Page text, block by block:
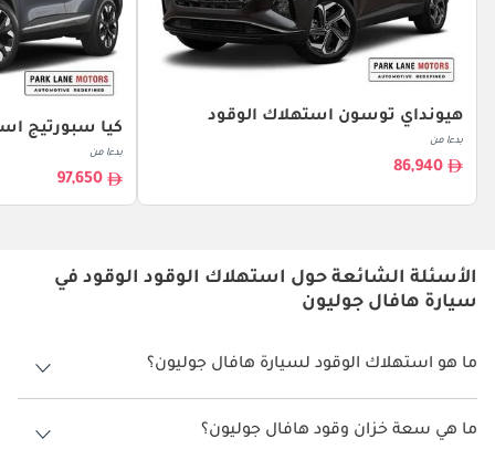
هيونداي توسون استهلاك الوقود
بدءا من
86,940
كيا سبورتيج
بدءا من
97,650
الأسئلة الشائعة حول استهلاك الوقود الوقود في
سيارة هافال جوليون
ما هو استهلاك الوقود لسيارة هافال جوليون؟
يتراوح استهلاك الوقود لسيارة هافال جوليون بين 13.7 كم/ليتر.
ما هي سعة خزان وقود هافال جوليون؟